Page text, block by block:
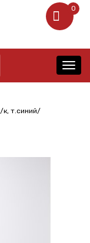
0
т.синий/